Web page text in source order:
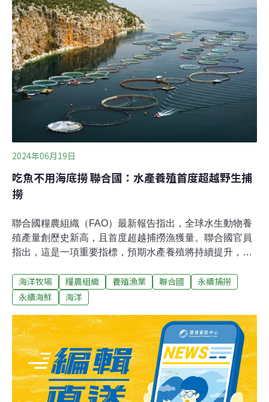
球暖化、國際局勢動盪，如何讓未來世界更公平？2020
年，聯合國在成立75週年之際啟動一場全球對話，四年
後，「未來高峰會」即將在紐約聯合國總部登場。峰會活
動總共四天，20日與21日舉辦的行動日（Action Day）由
公民組織、私部門、學界、地方政府、青年、會員國等代
表共同參與。22日與23日則是聯合國會員國領導人或高級
代表參與的高峰會。
2024年06月19日
吃魚不用海底撈 聯合國：水產養殖首度超越野生捕
撈
聯合國糧農組織（FAO）最新報告指出，全球水生動物養
殖產量創歷史新高，且首度超越捕撈漁獲量。聯合國官員
指出，這是一項重要指標，預期水產養殖將持續提升，增
捕撈 水產養殖持續看漲聯合國糧農組織7日公布2024年
《世界漁業和水產養殖狀況》（SOFIA）報告指出，2022
量，主因是水產養殖的穩定發展。根據報告，捕撈漁獲量
在過去30年變化不大，介在8900萬~9200萬公噸間。但水
生動物養殖的產量卻持續成長，則一路從2180公噸上升到
2022年的9440公噸。2022年更是一舉超越野生捕撈量，
占比達51%。FAO指出，全球有7.35億人仍處於饑餓。海
鮮能提供蛋白質與微量營養素，是很好的糧食來源。如果
海洋牧場 糧農組織 養殖漁業 聯合國
永續捕撈
永續海鮮
海洋